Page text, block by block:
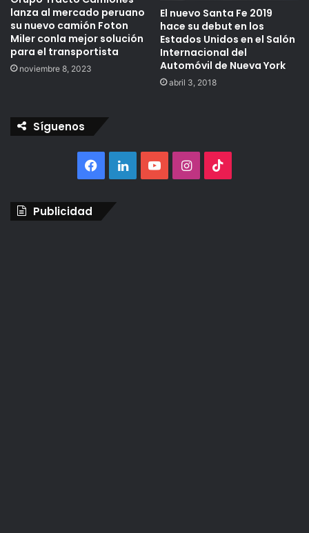
lanza al mercado peruano
su nuevo camión Foton
Miler conla mejor solución
para el transportista
noviembre 8, 2023
El nuevo Santa Fe 2019
hace su debut en los
Estados Unidos en el Salón
Internacional del
Automóvil de Nueva York
abril 3, 2018
Síguenos
Facebook
LinkedInYouTubeInstagram
Publicidad